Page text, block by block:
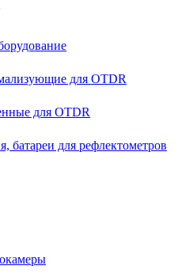
для OTDR
для OTDR
батареи для рефлектометров